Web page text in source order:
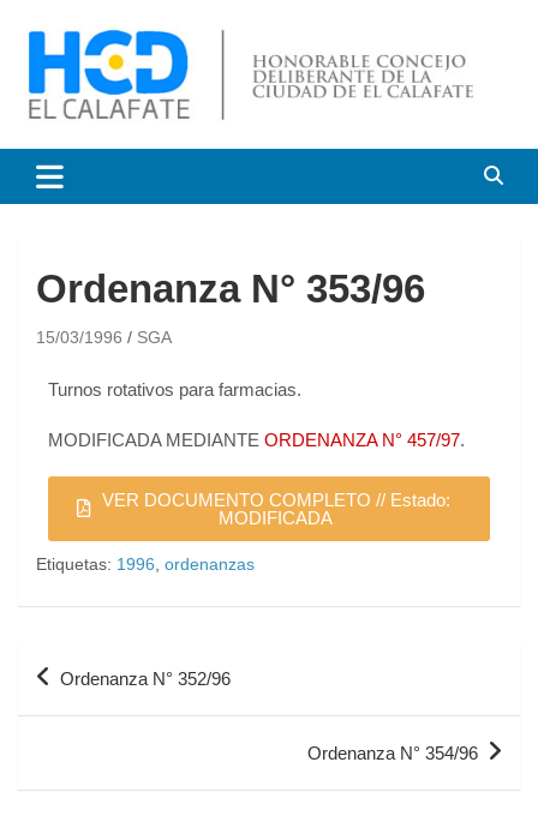
Honorable Concejo
Deliberante de El Calafate
Ordenanza N° 353/96
15/03/1996 SGA
Turnos rotativos para farmacias.
MODIFICADA MEDIANTE ORDENANZA N° 457/97.
VER DOCUMENTO COMPLETO // Estado:
MODIFICADA
Etiquetas: 1996 ordenanzas
Ordenanza N° 352/96
Ordenanza N° 354/96